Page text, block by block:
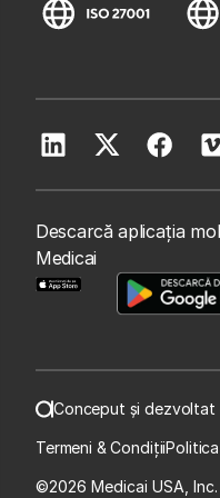
Descarcă aplicația
Medicai
Conceput și dezvoltat
Termeni & Condiții
©2026 Medicai USA,